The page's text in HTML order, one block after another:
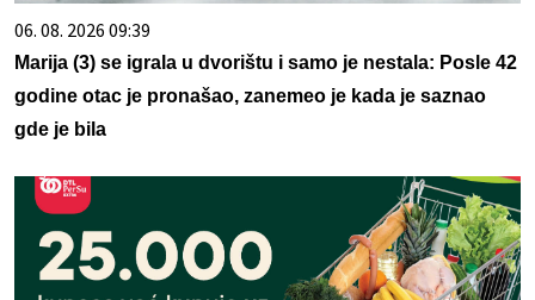
06. 08. 2026 09:39
Marija (3) se igrala u dvorištu i samo je nestala: Posle 42
godine otac je pronašao, zanemeo je kada je saznao
gde je bila